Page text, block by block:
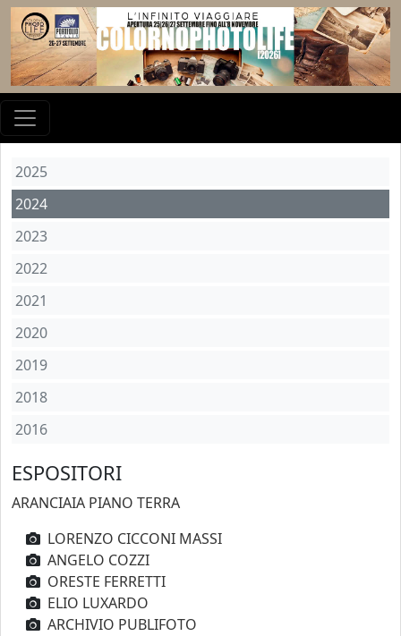
2025
2024
2023
2022
2021
2020
2019
2018
2016
ESPOSITORI
ARANCIAIA PIANO TERRA
LORENZO CICCONI MASSI
ANGELO COZZI
ORESTE FERRETTI
ELIO LUXARDO
ARCHIVIO PUBLIFOTO